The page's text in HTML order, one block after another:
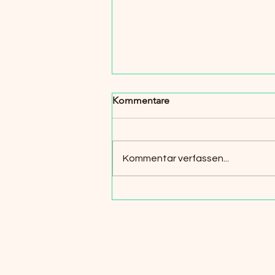
Kommentare
Kommentar verfassen...